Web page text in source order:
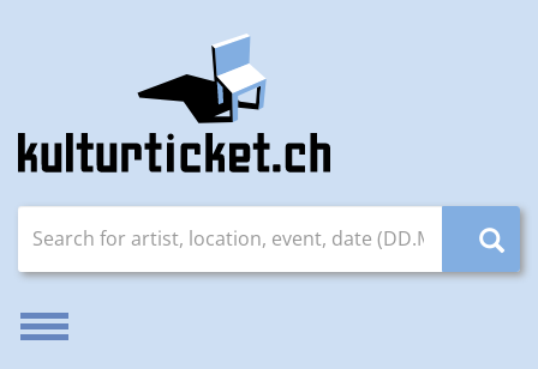
Enable/disable navigation